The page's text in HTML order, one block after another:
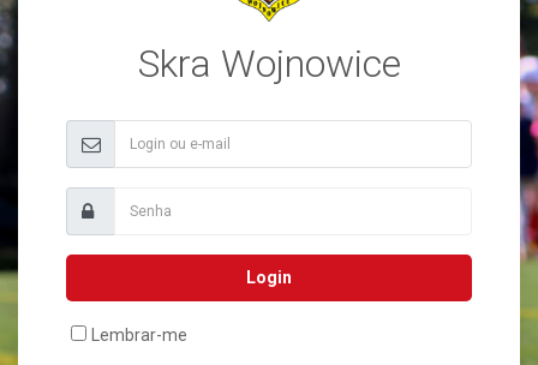
Skra Wojnowice
Login
Lembrar-me